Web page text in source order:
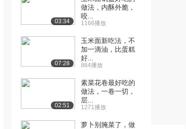
03:34
做法，内酥外脆，
咬...
1166播放
07:28
玉米面新吃法，不
加一滴油，比蛋糕
好...
864播放
02:51
素菜花卷最好吃的
做法，一卷一切，
层...
1271播放
萝卜别腌菜了，做